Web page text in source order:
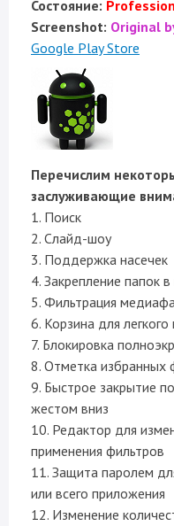
Состояние:
Screenshot: Original
Google Play Store
Перечислим
заслуживающие
1. Поиск
2. Слайд-шоу
3. Поддержка насечек
4. Закрепление папок
5. Фильтрация
6. Корзина для
7. Блокировка
8. Отметка избранных
9. Быстрое закрытие
жестом вниз
10. Редактор для
применения фильтров
11. Защита паролем
или всего приложения
12. Изменение